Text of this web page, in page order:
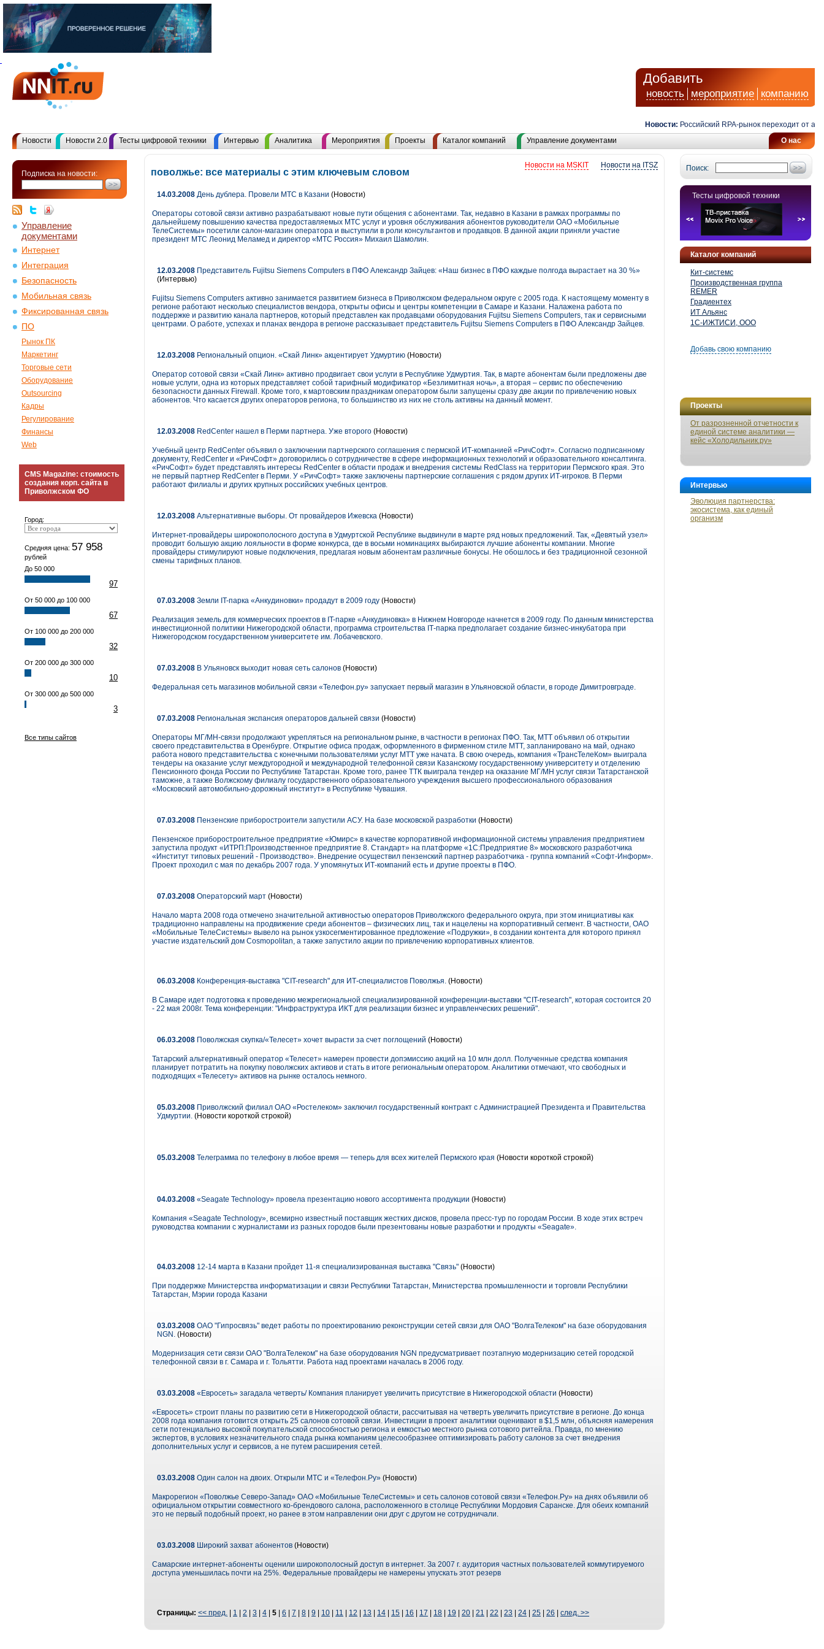
Добавить
новость мероприятие компанию
Новости: Российский RPA-рынок переходит от
О нас
Новости Новости 2.0 Тесты цифровой техники Интервью Аналитика Мероприятия Проекты Каталог компаний Управление документами
Подписка на новости:
Управление
документами
Интернет
Интеграция
Безопасность
Мобильная связь
Фиксированная связь
ПО
Рынок ПК
Маркетинг
Торговые сети
Оборудование
Outsourcing
Кадры
Регулирование
Финансы
Web
CMS Magazine: стоимость
создания корп. сайта в
Приволжском ФО
Город:
Средняя цена: 57 958
рублей
До 50 000
97
От 50 000 до 100 000
67
От 100 000 до 200 000
32
От 200 000 до 300 000
10
От 300 000 до 500 000
3
Все типы сайтов
Поиск:
Тесты цифровой техники
Каталог компаний
Кит-системс
Производственная группа
REMER
Градиентех
ИТ Альянс
1С-ИЖТИСИ, ООО
Добавь свою компанию
Проекты
От разрозненной отчетности к
единой системе аналитики —
кейс «Холодильник.ру»
Интервью
Эволюция партнерства:
экосистема, как единый
организм
Новости на ITSZ
Новости на MSKIT
поволжье: все материалы с этим ключевым словом
14.03.2008 День дублера. Провели МТС в Казани (Новости)
Операторы сотовой связи активно разрабатывают новые пути общения с абонентами. Так, недавно в Казани в рамках программы по
дальнейшему повышению качества предоставляемых МТС услуг и уровня обслуживания абонентов руководители ОАО «Мобильные
ТелеСистемы» посетили салон-магазин оператора и выступили в роли консультантов и продавцов. В данной акции приняли участие
президент МТС Леонид Меламед и директор «МТС Россия» Михаил Шамолин.
12.03.2008 Представитель Fujitsu Siemens Computers в ПФО Александр Зайцев: «Наш бизнес в ПФО каждые полгода вырастает на 30 %»
(Интервью)
Fujitsu Siemens Computers активно занимается развитием бизнеса в Приволжском федеральном округе с 2005 года. К настоящему моменту в
регионе работают несколько специалистов вендора, открыты офисы и центры компетенции в Самаре и Казани. Налажена работа по
поддержке и развитию канала партнеров, который представлен как продавцами оборудования Fujitsu Siemens Computers, так и сервисными
центрами. О работе, успехах и планах вендора в регионе рассказывает представитель Fujitsu Siemens Computers в ПФО Александр Зайцев.
12.03.2008 Региональный опцион. «Скай Линк» акцентирует Удмуртию (Новости)
Оператор сотовой связи «Скай Линк» активно продвигает свои услуги в Республике Удмуртия. Так, в марте абонентам были предложены две
новые услуги, одна из которых представляет собой тарифный модификатор «Безлимитная ночь», а вторая – сервис по обеспечению
безопасности данных Firewall. Кроме того, к мартовским праздникам оператором были запущены сразу две акции по привлечению новых
абонентов. Что касается других операторов региона, то большинство из них не столь активны на данный момент.
12.03.2008 RedCenter нашел в Перми партнера. Уже второго (Новости)
Учебный центр RedCenter объявил о заключении партнерского соглашения с пермской ИТ-компанией «РичСофт». Согласно подписанному
документу, RedCenter и «РичСофт» договорились о сотрудничестве в сфере информационных технологий и образовательного консалтинга.
«РичСофт» будет представлять интересы RedCenter в области продаж и внедрения системы RedClass на территории Пермского края. Это
не первый партнер RedCenter в Перми. У «РичСофт» также заключены партнерские соглашения с рядом других ИТ-игроков. В Перми
работают филиалы и других крупных российских учебных центров.
12.03.2008 Альтернативные выборы. От провайдеров Ижевска (Новости)
Интернет-провайдеры широкополосного доступа в Удмуртской Республике выдвинули в марте ряд новых предложений. Так, «Девятый узел»
проводит большую акцию лояльности в форме конкурса, где в восьми номинациях выбираются лучшие абоненты компании. Многие
провайдеры стимулируют новые подключения, предлагая новым абонентам различные бонусы. Не обошлось и без традиционной сезонной
смены тарифных планов.
07.03.2008 Земли IT-парка «Анкудиновки» продадут в 2009 году (Новости)
Реализация земель для коммерческих проектов в IT-парке «Анкудиновка» в Нижнем Новгороде начнется в 2009 году. По данным министерства
инвестиционной политики Нижегородской области, программа строительства IТ-парка предполагает создание бизнес-инкубатора при
Нижегородском государственном университете им. Лобачевского.
07.03.2008 В Ульяновск выходит новая сеть салонов (Новости)
Федеральная сеть магазинов мобильной связи «Телефон.ру» запускает первый магазин в Ульяновской области, в городе Димитровграде.
07.03.2008 Региональная экспансия операторов дальней связи (Новости)
Операторы МГ/МН-связи продолжают укрепляться на региональном рынке, в частности в регионах ПФО. Так, МТТ объявил об открытии
своего представительства в Оренбурге. Открытие офиса продаж, оформленного в фирменном стиле МТТ, запланировано на май, однако
работа нового представительства с конечными пользователями услуг МТТ уже начата. В свою очередь, компания «ТрансТелеКом» выиграла
тендеры на оказание услуг междугородной и международной телефонной связи Казанскому государственному университету и отделению
Пенсионного фонда России по Республике Татарстан. Кроме того, ранее ТТК выиграла тендер на оказание МГ/МН услуг связи Татарстанской
таможне, а также Волжскому филиалу государственного образовательного учреждения высшего профессионального образования
«Московский автомобильно-дорожный институт» в Республике Чувашия.
07.03.2008 Пензенские приборостроители запустили АСУ. На базе московской разработки (Новости)
Пензенское приборостроительное предприятие «Юмирс» в качестве корпоративной информационной системы управления предприятием
запустила продукт «ИТРП:Производственное предприятие 8. Стандарт» на платформе «1С:Предприятие 8» московского разработчика
«Институт типовых решений - Производство». Внедрение осуществил пензенский партнер разработчика - группа компаний «Софт-Информ».
Проект проходил с мая по декабрь 2007 года. У упомянутых ИТ-компаний есть и другие проекты в ПФО.
07.03.2008 Операторский март (Новости)
Начало марта 2008 года отмечено значительной активностью операторов Приволжского федерального округа, при этом инициативы как
традиционно направлены на продвижение среди абонентов – физических лиц, так и нацелены на корпоративный сегмент. В частности, ОАО
«Мобильные ТелеСистемы» вывело на рынок узкосегментированное предложение «Подружки», в создании контента для которого принял
участие издательский дом Cosmopolitan, а также запустило акции по привлечению корпоративных клиентов.
06.03.2008 Конференция-выставка "СIT-research" для ИТ-специалистов Поволжья. (Новости)
В Самаре идет подготовка к проведению межрегиональной специализированной конференции-выставки "СIT-research", которая состоится 20
- 22 мая 2008г. Тема конференции: "Инфраструктура ИКТ для реализации бизнес и управленческих решений".
06.03.2008 Поволжская скупка/«Телесет» хочет вырасти за счет поглощений (Новости)
Татарский альтернативный оператор «Телесет» намерен провести допэмиссию акций на 10 млн долл. Полученные средства компания
планирует потратить на покупку поволжских активов и стать в итоге региональным оператором. Аналитики отмечают, что свободных и
подходящих «Телесету» активов на рынке осталось немного.
05.03.2008 Приволжский филиал ОАО «Ростелеком» заключил государственный контракт с Администрацией Президента и Правительства
Удмуртии. (Новости короткой строкой)
05.03.2008 Телеграмма по телефону в любое время — теперь для всех жителей Пермского края (Новости короткой строкой)
04.03.2008 «Seagate Technology» провела презентацию нового ассортимента продукции (Новости)
Компания «Seagate Technology», всемирно известный поставщик жестких дисков, провела пресс-тур по городам России. В ходе этих встреч
руководства компании с журналистами из разных городов были презентованы новые разработки и продукты «Seagate».
04.03.2008 12-14 марта в Казани пройдет 11-я специализированная выставка "Связь" (Новости)
При поддержке Министерства информатизации и связи Республики Татарстан, Министерства промышленности и торговли Республики
Татарстан, Мэрии города Казани
03.03.2008 ОАО "Гипросвязь" ведет работы по проектированию реконструкции сетей связи для ОАО "ВолгаТелеком" на базе оборудования
NGN. (Новости)
Модернизация сети связи ОАО "ВолгаТелеком" на базе оборудования NGN предусматривает поэтапную модернизацию сетей городской
телефонной связи в г. Самара и г. Тольятти. Работа над проектами началась в 2006 году.
03.03.2008 «Евросеть» загадала четверть/ Компания планирует увеличить присутствие в Нижегородской области (Новости)
«Евросеть» строит планы по развитию сети в Нижегородской области, рассчитывая на четверть увеличить присутствие в регионе. До конца
2008 года компания готовится открыть 25 салонов сотовой связи. Инвестиции в проект аналитики оценивают в $1,5 млн, объясняя намерения
сети потенциально высокой покупательской способностью региона и емкостью местного рынка сотового ритейла. Правда, по мнению
экспертов, в условиях незначительного спада рынка компаниям целесообразнее оптимизировать работу салонов за счет внедрения
дополнительных услуг и сервисов, а не путем расширения сетей.
03.03.2008 Один салон на двоих. Открыли МТС и «Телефон.Ру» (Новости)
Макрорегион «Поволжье Северо-Запад» ОАО «Мобильные ТелеСистемы» и сеть салонов сотовой связи «Телефон.Ру» на днях объявили об
официальном открытии совместного ко-брендового салона, расположенного в столице Республики Мордовия Саранске. Для обеих компаний
это не первый подобный проект, но ранее в этом направлении они друг с другом не сотрудничали.
03.03.2008 Широкий захват абонентов (Новости)
Самарские интернет-абоненты оценили широкополосный доступ в интернет. За 2007 г. аудитория частных пользователей коммутируемого
доступа уменьшилась почти на 25%. Федеральные провайдеры не намерены упускать этот резерв
Страницы: << пред. 1 2 3 4 5 6 7 8 9 10 11 12 13 14 15 16 17 18 19 20 21 22 23 24 25 26 след. >>